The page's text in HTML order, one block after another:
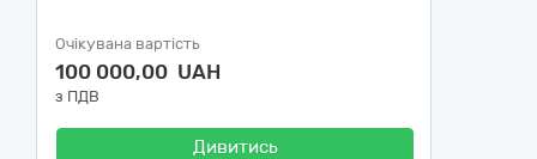
Очікувана вартість
100 000,00 UAH
з ПДВ
Дивитись